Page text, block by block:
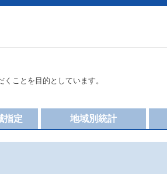
ことを目的としています。
地域別統計
指定